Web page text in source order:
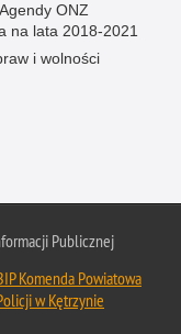
ONZ
na lata 2018-2021
i wolności
Publicznej
Komenda Powiatowa
w Kętrzynie